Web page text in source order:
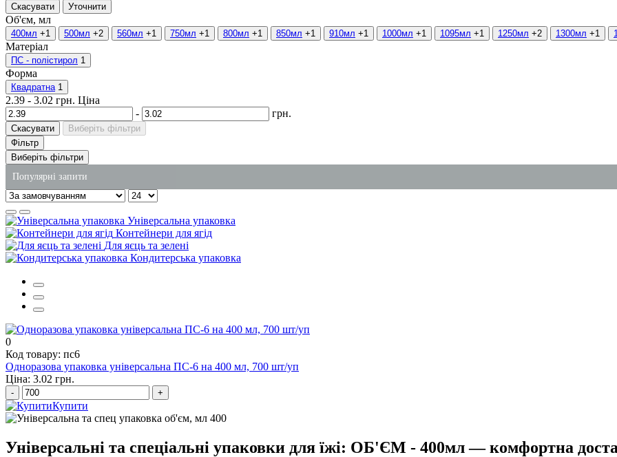
Скасувати
Уточнити
Об'єм, мл
400мл +1 500мл +2 560мл +1 750мл +1 800мл +1 850мл +1 910мл +1 1000мл +1 1095мл +1 1250мл +2 1300мл +1
Матеріал
ПС - полістирол 1
Форма
Квадратна 1
2.39 - 3.02 грн. Ціна
-
грн.
Скасувати
Виберіть фільтри
Фільтр
Виберіть фільтри
Популярні запити
купити контейнер харчовий одноразовий
одноразовий посуд для суші
відра пластикові прозорі
контейнери для їжі паперові
рідке мило 5 літрів
Універсальна упаковка
Контейнери для ягід
Для яєць та зелені
Кондитерська упаковка
0
Код товару: пс6
Одноразова упаковка універсальна ПС-6 на 400 мл, 700 шт/уп
Ціна: 3.02 грн.
- +
Купити
Універсальні та спеціальні упаковки для їжі: ОБ'ЄМ - 400мл — комфортна